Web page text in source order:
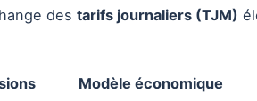
des tarifs journaliers (TJM)
Modèle économique